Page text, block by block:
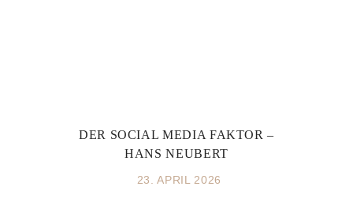
DER SOCIAL MEDIA FAKTOR –
HANS NEUBERT
23. APRIL 2026